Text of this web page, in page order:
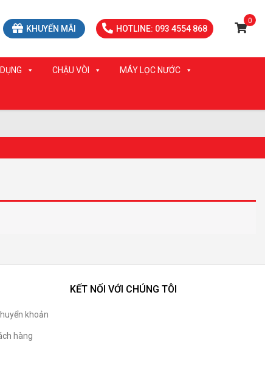
KHUYẾN MÃI HOTLINE: 093 4554 868
0
CHẬU VÒI MÁY LỌC NƯỚC
khoản
hàng
KẾT NỐI VỚI CHÚNG TÔI